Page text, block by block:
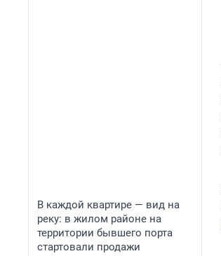
В каждой квартире — вид на
реку: в жилом районе на
территории бывшего порта
стартовали продажи